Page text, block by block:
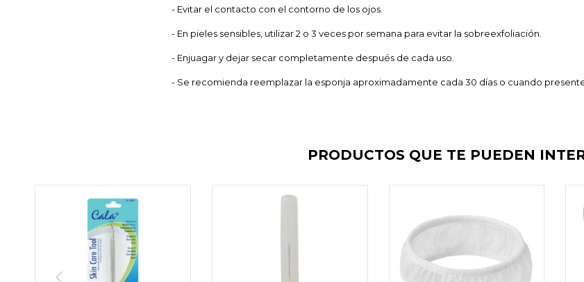
- Evitar el contacto con el contorno de los ojos.
- En pieles sensibles, utilizar 2 o 3 veces por semana para evitar la sobreexfoliación.
- Enjuagar y dejar secar completamente después de cada uso.
- Se recomienda reemplazar la esponja aproximadamente cada 30 días o cuando
PRODUCTOS QUE TE PUEDEN